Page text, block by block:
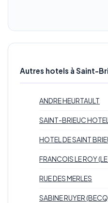
Autres hotels à Saint-
ANDRE HEURTAULT
SAINT-BRIEUC HOTEL
HOTEL DE SAINT
FRANCOIS LE ROY
RUE DES MERLES
SABINE RUYER